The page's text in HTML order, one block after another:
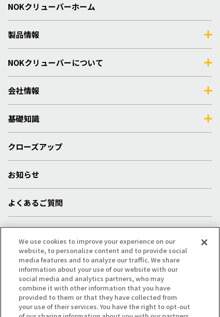
NOKクリューバーホーム
製品情報
NOKクリューバーについて
会社情報
基礎知識
クローズアップ
お知らせ
よくあるご質問
採用情報
プライバシー・クッキーポリシー / サイトマップ
/
利用規約
/ 注意事項
We use cookies to improve your experience on our
website, to personalize content and to provide social
media features and to analyze our traffic. We share
information about your use of our website with our
social media and analytics partners, who may
combine it with other information that you have
provided to them or that they have collected from
your use of their services. You have the right to opt-out